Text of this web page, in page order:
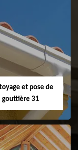
de
et faitière
31
et pose de
gouttière 31